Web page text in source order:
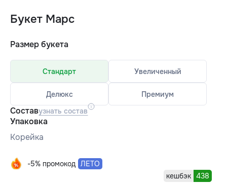
Букет Марс
Размер букета
Стандарт Увеличенный
Делюкс Премиум
Составузнать состав
Упаковка
Корейка
-5% промокод ЛЕТО
кешбэк 438